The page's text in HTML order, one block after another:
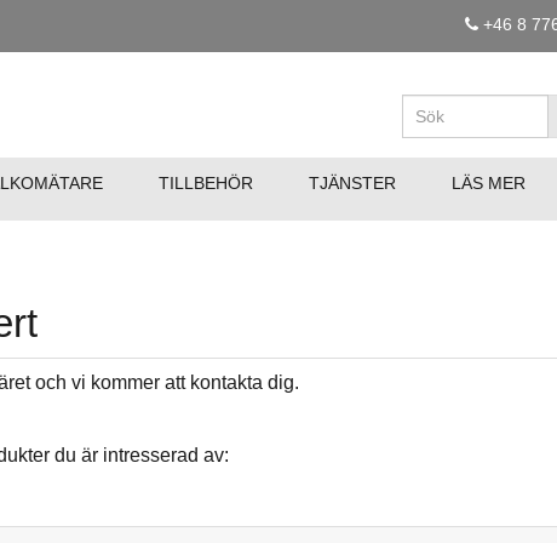
+46 8
TILLBEHÖR TJÄNSTER LÄS MER
och vi kommer att kontakta dig.
du är intresserad av: